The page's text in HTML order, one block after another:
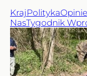
Kraj Polityka
NasTygodnik